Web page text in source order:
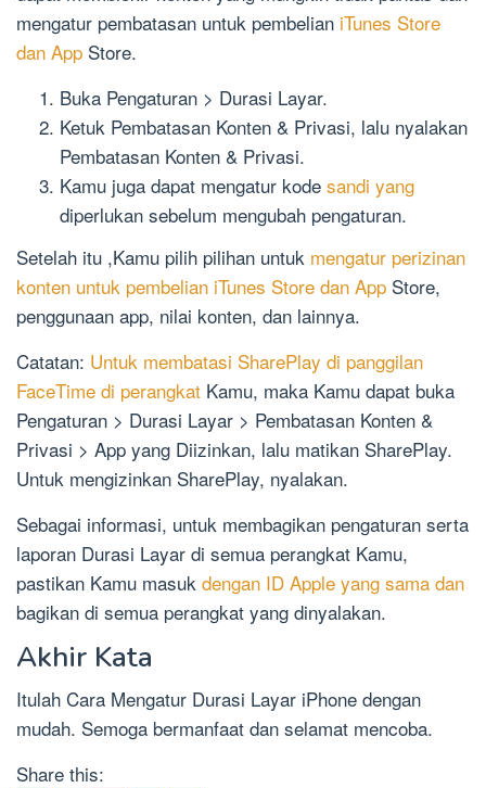
mengatur pembatasan untuk pembelian iTunes Store
dan App Store.
Buka Pengaturan > Durasi Layar.
Ketuk Pembatasan Konten & Privasi, lalu nyalakan
Pembatasan Konten & Privasi.
Kamu juga dapat mengatur kode sandi yang
diperlukan sebelum mengubah pengaturan.
Setelah itu ,Kamu pilih pilihan untuk mengatur perizinan
konten untuk pembelian iTunes Store dan App Store,
penggunaan app, nilai konten, dan lainnya.
Catatan: Untuk membatasi SharePlay di panggilan
FaceTime di perangkat Kamu, maka Kamu dapat buka
Pengaturan > Durasi Layar > Pembatasan Konten &
Privasi > App yang Diizinkan, lalu matikan SharePlay.
Untuk mengizinkan SharePlay, nyalakan.
Sebagai informasi, untuk membagikan pengaturan serta
laporan Durasi Layar di semua perangkat Kamu,
pastikan Kamu masuk dengan ID Apple yang sama dan
bagikan di semua perangkat yang dinyalakan.
Akhir Kata
Itulah Cara Mengatur Durasi Layar iPhone dengan
mudah. Semoga bermanfaat dan selamat mencoba.
Share this: